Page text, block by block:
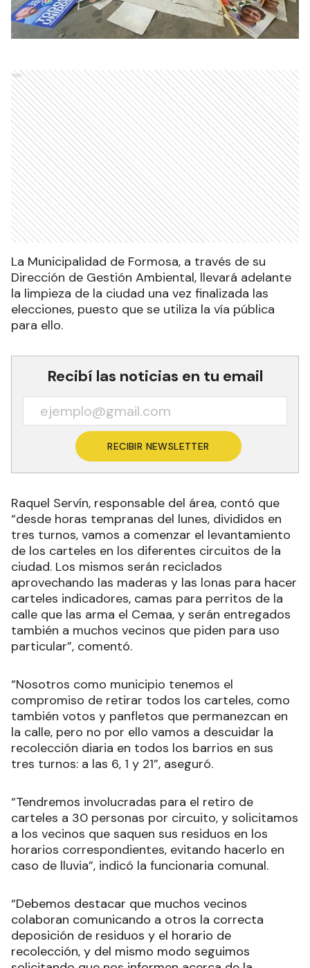
Ads
La Municipalidad de Formosa, a través de su
Dirección de Gestión Ambiental, llevará adelante
la limpieza de la ciudad una vez finalizada las
elecciones, puesto que se utiliza la vía pública
para ello.
Recibí las noticias en tu email
RECIBIR NEWSLETTER
Raquel Servín, responsable del área, contó que
“desde horas tempranas del lunes, divididos en
tres turnos, vamos a comenzar el levantamiento
de los carteles en los diferentes circuitos de la
ciudad. Los mismos serán reciclados
aprovechando las maderas y las lonas para hacer
carteles indicadores, camas para perritos de la
calle que las arma el Cemaa, y serán entregados
también a muchos vecinos que piden para uso
particular”, comentó.
“Nosotros como municipio tenemos el
compromiso de retirar todos los carteles, como
también votos y panfletos que permanezcan en
la calle, pero no por ello vamos a descuidar la
recolección diaria en todos los barrios en sus
tres turnos: a las 6, 1 y 21”, aseguró.
“Tendremos involucradas para el retiro de
carteles a 30 personas por circuito, y solicitamos
a los vecinos que saquen sus residuos en los
horarios correspondientes, evitando hacerlo en
caso de lluvia”, indicó la funcionaria comunal.
“Debemos destacar que muchos vecinos
colaboran comunicando a otros la correcta
deposición de residuos y el horario de
recolección, y del mismo modo seguimos